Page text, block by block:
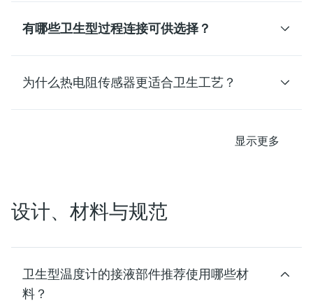
有哪些卫生型过程连接可供选择？
为什么热电阻传感器更适合卫生工艺？
显示更多
设计、材料与规范
卫生型温度计的接液部件推荐使用哪些材
料？